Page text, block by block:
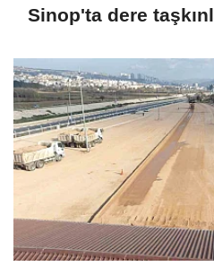
Sinop'ta dere